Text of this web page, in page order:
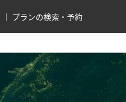
プランの検索・予約